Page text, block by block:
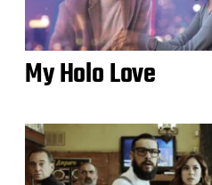
My Holo Love